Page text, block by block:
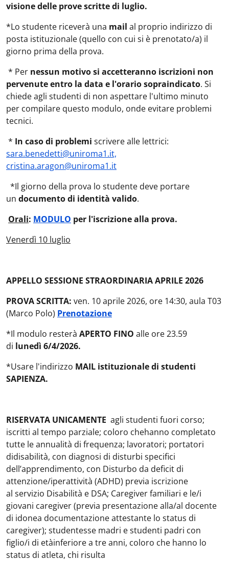
visione delle prove scritte di luglio.
*Lo studente riceverà una mail al proprio indirizzo di
posta istituzionale (quello con cui si è prenotato/a) il
giorno prima della prova.
* Per nessun motivo si accetteranno iscrizioni non
pervenute entro la data e l'orario sopraindicato. Si
chiede agli studenti di non aspettare l'ultimo minuto
per compilare questo modulo, onde evitare problemi
tecnici.
* In caso di problemi scrivere alle lettrici:
sara.benedetti@uniroma1.it,
cristina.aragon@uniroma1.it
*Il giorno della prova lo studente deve portare
un documento di identità valido.
Orali: MODULO per l'iscrizione alla prova.
Venerdì 10 luglio
APPELLO SESSIONE STRAORDINARIA APRILE 2026
PROVA SCRITTA: ven. 10 aprile 2026, ore 14:30, aula T03
(Marco Polo) Prenotazione
*Il modulo resterà APERTO FINO alle ore 23.59
di lunedì 6/4/2026.
*Usare l'indirizzo MAIL istituzionale di studenti
SAPIENZA.
RISERVATA UNICAMENTE agli studenti fuori corso;
iscritti al tempo parziale; coloro chehanno completato
tutte le annualità di frequenza; lavoratori; portatori
didisabilità, con diagnosi di disturbi specifici
dell’apprendimento, con Disturbo da deficit di
attenzione/iperattività (ADHD) previa iscrizione
al servizio Disabilità e DSA; Caregiver familiari e le/i
giovani caregiver (previa presentazione alla/al docente
di idonea documentazione attestante lo status di
caregiver); studentesse madri e studenti padri con
figlio/i di etàinferiore a tre anni, coloro che hanno lo
status di atleta, chi risulta